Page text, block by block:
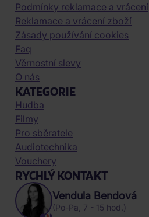
Podmínky reklamace a vrácení
Reklamace a vrácení zboží
Zásady používání cookies
Faq
Věrnostní slevy
O nás
KATEGORIE
Hudba
Filmy
Pro sběratele
Audiotechnika
Vouchery
RYCHLÝ KONTAKT
Vendula Bendová
(Po-Pa, 7 - 15 hod.)